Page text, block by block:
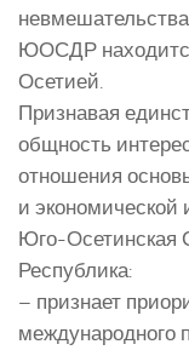
ЮОСДР
Осетией.
Признавая
общность
отношения
и
Юго-Осетинская
Республика:
– признает
международного